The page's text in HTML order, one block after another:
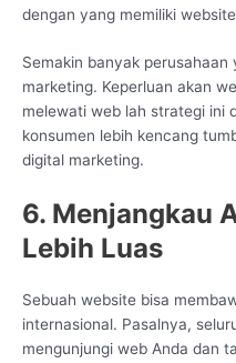
dengan yang memiliki
Semakin banyak
marketing. Keperluan akan
melewati web lah strategi ini
konsumen lebih kencang
digital marketing.
6. Menjangkau
Lebih Luas
Sebuah website bisa
internasional. Pasalnya,
mengunjungi web Anda dan